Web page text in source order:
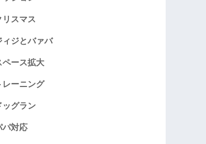
リスマス
ィジとバァバ
ペース拡大
レーニング
ッグラン
パ対応